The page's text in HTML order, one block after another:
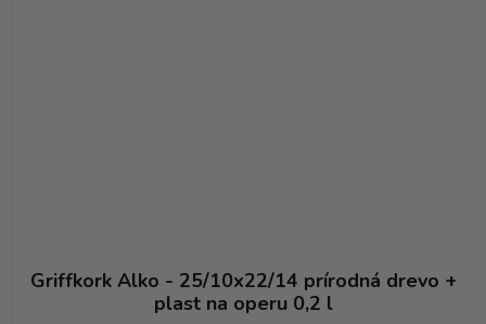
Griffkork Alko - 25/10x22/14 prírodná drevo +
plast na operu 0,2 l